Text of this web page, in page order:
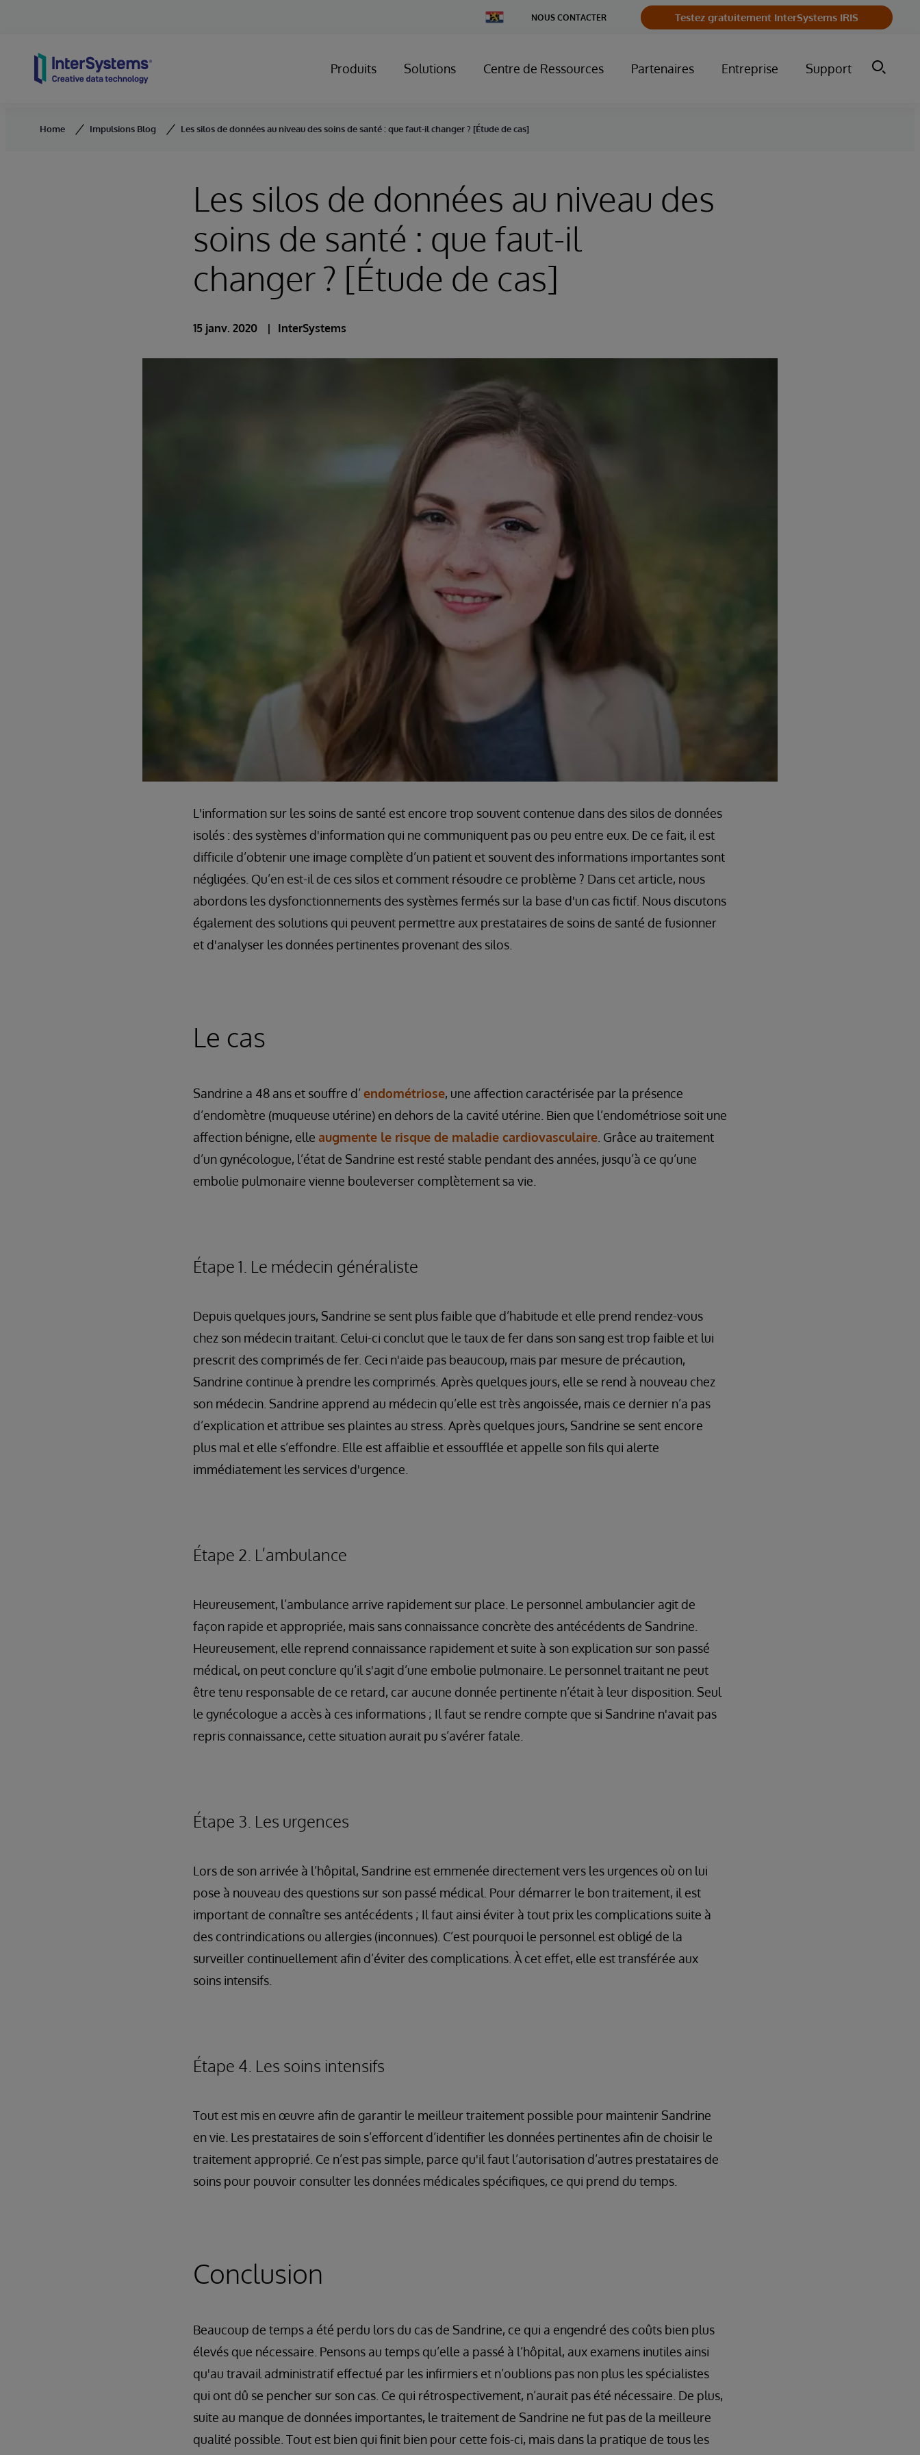
Change
Country
NOUS CONTACTER Testez gratuitement InterSystems IRIS
Produits Solutions Centre de Ressources Partenaires Entreprise Support
Home Impulsions Blog Les silos de données au niveau des soins de santé : que faut-il changer ? [Étude de cas]
Les silos de données au niveau des
soins de santé : que faut-il
changer ? [Étude de cas]
15 janv. 2020 InterSystems
L'information sur les soins de santé est encore trop souvent contenue dans des silos de données
isolés : des systèmes d'information qui ne communiquent pas ou peu entre eux. De ce fait, il est
difficile d’obtenir une image complète d’un patient et souvent des informations importantes sont
négligées. Qu’en est-il de ces silos et comment résoudre ce problème ? Dans cet article, nous
abordons les dysfonctionnements des systèmes fermés sur la base d'un cas fictif. Nous discutons
également des solutions qui peuvent permettre aux prestataires de soins de santé de fusionner
et d'analyser les données pertinentes provenant des silos.
Le cas
Sandrine a 48 ans et souffre d’endométriose, une affection caractérisée par la présence
d’endomètre (muqueuse utérine) en dehors de la cavité utérine. Bien que l’endométriose soit une
affection bénigne, elle augmente le risque de maladie cardiovasculaire . Grâce au traitement
d’un gynécologue, l’état de Sandrine est resté stable pendant des années, jusqu’à ce qu’une
embolie pulmonaire vienne bouleverser complètement sa vie.
Étape 1. Le médecin généraliste
Depuis quelques jours, Sandrine se sent plus faible que d’habitude et elle prend rendez-vous
chez son médecin traitant. Celui-ci conclut que le taux de fer dans son sang est trop faible et lui
prescrit des comprimés de fer. Ceci n'aide pas beaucoup, mais par mesure de précaution,
Sandrine continue à prendre les comprimés. Après quelques jours, elle se rend à nouveau chez
son médecin. Sandrine apprend au médecin qu’elle est très angoissée, mais ce dernier n’a pas
d’explication et attribue ses plaintes au stress. Après quelques jours, Sandrine se sent encore
plus mal et elle s’effondre. Elle est affaiblie et essoufflée et appelle son fils qui alerte
immédiatement les services d'urgence.
Étape 2. L’ambulance
Heureusement, l’ambulance arrive rapidement sur place. Le personnel ambulancier agit de
façon rapide et appropriée, mais sans connaissance concrète des antécédents de Sandrine.
Heureusement, elle reprend connaissance rapidement et suite à son explication sur son passé
médical, on peut conclure qu’il s'agit d’une embolie pulmonaire. Le personnel traitant ne peut
être tenu responsable de ce retard, car aucune donnée pertinente n’était à leur disposition. Seul
le gynécologue a accès à ces informations ; Il faut se rendre compte que si Sandrine n'avait pas
repris connaissance, cette situation aurait pu s’avérer fatale.
Étape 3. Les urgences
Lors de son arrivée à l’hôpital, Sandrine est emmenée directement vers les urgences où on lui
pose à nouveau des questions sur son passé médical. Pour démarrer le bon traitement, il est
important de connaître ses antécédents ; Il faut ainsi éviter à tout prix les complications suite à
des contrindications ou allergies (inconnues). C’est pourquoi le personnel est obligé de la
surveiller continuellement afin d’éviter des complications. À cet effet, elle est transférée aux
soins intensifs.
Étape 4. Les soins intensifs
Tout est mis en œuvre afin de garantir le meilleur traitement possible pour maintenir Sandrine
en vie. Les prestataires de soin s’efforcent d’identifier les données pertinentes afin de choisir le
traitement approprié. Ce n’est pas simple, parce qu'il faut l’autorisation d’autres prestataires de
soins pour pouvoir consulter les données médicales spécifiques, ce qui prend du temps.
Conclusion
Beaucoup de temps a été perdu lors du cas de Sandrine, ce qui a engendré des coûts bien plus
élevés que nécessaire. Pensons au temps qu’elle a passé à l’hôpital, aux examens inutiles ainsi
qu'au travail administratif effectué par les infirmiers et n’oublions pas non plus les spécialistes
qui ont dû se pencher sur son cas. Ce qui rétrospectivement, n’aurait pas été nécessaire. De plus,
suite au manque de données importantes, le traitement de Sandrine ne fut pas de la meilleure
qualité possible. Tout est bien qui finit bien pour cette fois-ci, mais dans la pratique de tous les